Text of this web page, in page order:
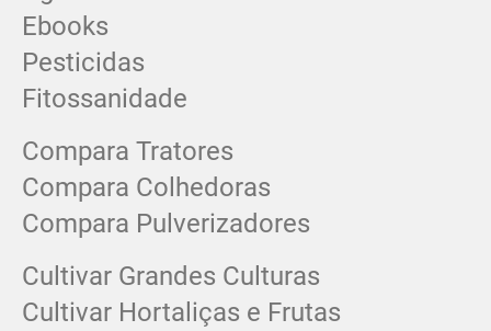
Ebooks
Pesticidas
Fitossanidade
Compara Tratores
Compara Colhedoras
Compara Pulverizadores
Cultivar Grandes Culturas
Cultivar Hortaliças e Frutas